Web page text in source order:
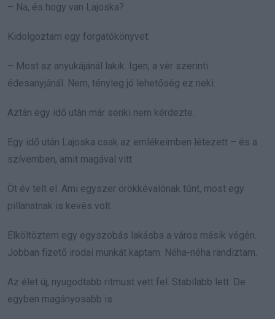
– Na, és hogy van Lajoska?
Kidolgoztam egy forgatókönyvet:
– Most az anyukájánál lakik. Igen, a vér szerinti
édesanyjánál. Nem, tényleg jó lehetőség ez neki.
Aztán egy idő után már senki nem kérdezte.
Egy idő után Lajoska csak az emlékeimben létezett – és a
szívemben, amit magával vitt.
Öt év telt el. Ami egyszer örökkévalónak tűnt, most egy
pillanatnak is kevés volt.
Elköltöztem egy egyszobás lakásba a város másik végén.
Jobban fizető irodai munkát kaptam. Néha-néha randiztam.
Az élet új, nyugodtabb ritmust vett fel. Stabilabb lett. De
egyben magányosabb is.